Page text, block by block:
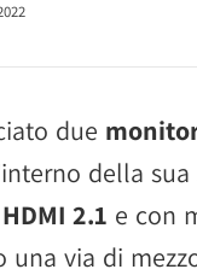
due
della
2.1 e con
via di